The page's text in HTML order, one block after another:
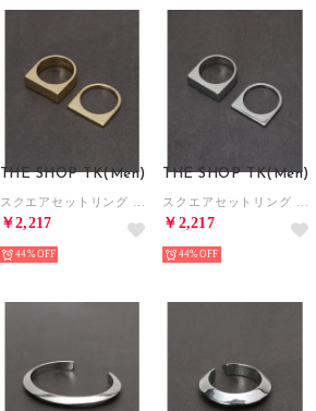
THE SHOP TK(Men)
￥2,217
44%
THE SHOP TK(Men)
￥2,217
44%